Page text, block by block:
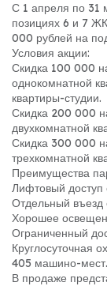
С 1 апреля по 31
позициях 6 и 7
000 рублей на
Условия акции:
Скидка 100 000
однокомнатной
квартиры-студии.
Скидка 200 000
двухкомнатной
Скидка 300 000
трехкомнатной
Преимущества
Лифтовый доступ
Отдельный въезд
Хорошее
Ограниченный
Круглосуточная
405 машино-мест.
В продаже